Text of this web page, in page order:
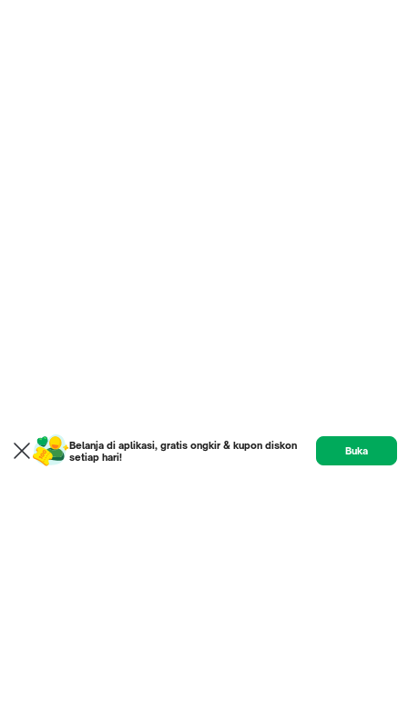
Belanja di aplikasi, gratis ongkir & kupon diskon
setiap hari!
Buka